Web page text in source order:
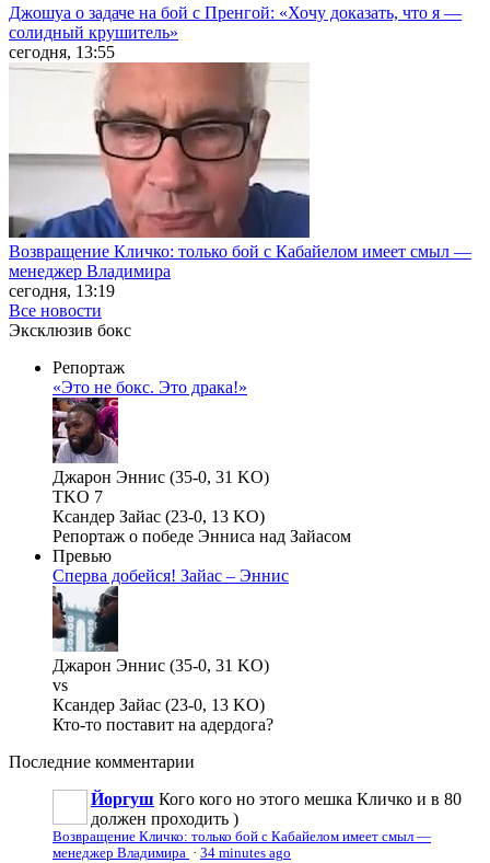
Джошуа о задаче на бой с Пренгой: «Хочу доказать, что я —
солидный крушитель»
сегодня, 13:55
Возвращение Кличко: только бой с Кабайелом имеет смыл —
менеджер Владимира
сегодня, 13:19
Все новости
Эксклюзив бокс
Репортаж
«Это не бокс. Это драка!»
Джарон Эннис (35-0, 31 KO)
TKO 7
Ксандер Зайас (23-0, 13 KO)
Репортаж о победе Энниса над Зайасом
Превью
Сперва добейся! Зайас – Эннис
Джарон Эннис (35-0, 31 KO)
vs
Ксандер Зайас (23-0, 13 KO)
Кто-то поставит на адердога?
Последние комментарии
Йоргуш Кого кого но этого мешка Кличко и в 80
должен проходить )
Возвращение Кличко: только бой с Кабайелом имеет смыл —
менеджер Владимира · 34 minutes ago